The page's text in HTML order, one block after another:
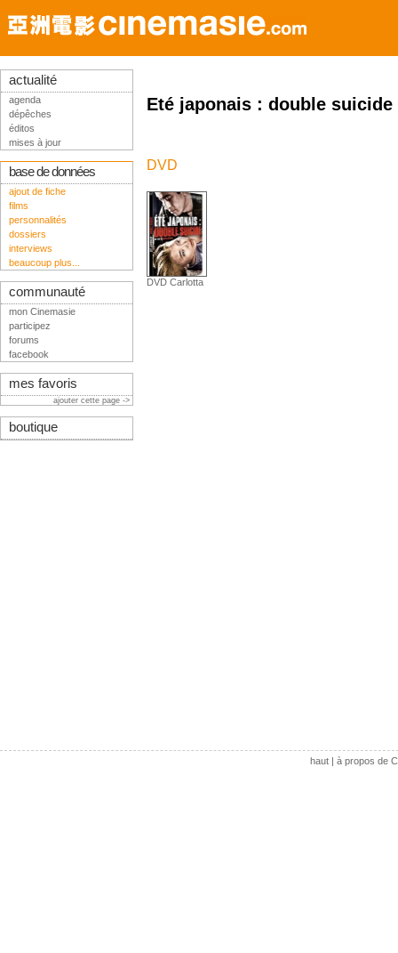
Eté japonais : double suicide
DVD
DVD Carlotta
actualité
agenda
dépêches
éditos
mises à jour
base de données
ajout de fiche
films
personnalités
dossiers
interviews
beaucoup plus...
communauté
mon Cinemasie
participez
forums
facebook
mes favoris
ajouter cette page ->
boutique
haut| à propos de